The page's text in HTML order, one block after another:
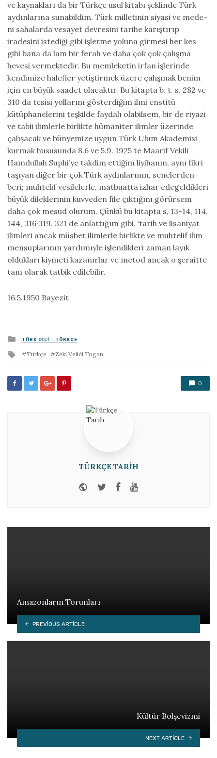
ve kaynakları da bir Türkçe usul kitabı şeklinde Türk
aydınlarına sunabildim. Türk milletinin siyasi ve mede­
ni sahalarda vesayet devresini tarihe karıştırıp
iradesini istediği gibi işletme yoluna girmesi her kes
gibi bana da lam bir ferah ve daha çok çok çalışma
hevesi vermektedir. Bu memleketin irfan işlerinde
kendimize halefler yetiştirmek üzere çalışmak benim
için en büyük saadet olacaktır. Bu kitapta b. t. s. 282 ve
310 da tesisi yollarını göster­diğim ilmi enstitü
kütüphanelerini teşkilde faydalı olabilsem, bir de riyazi
ve tabii ilimlerle birlikte hümaniter ilimler üzerinde
çalışacak ve bünyemize uygun Türk Ulum Akademisi
kurmak hususunda 8.6 ve 5.9. 1925 te Maarif Vekili
Hamdullah Suphi’ye takdim ettiğim liyi­hanın, aynı fikri
taşıyan diğer bir çok Türk aydınlarının, senelerden­
beri; muhtelif vesilelerle, matbuatta izhar edegeldikleri
büyük dilekle­rinin kuvveden file çıktığını görürsem
daha çok mesud olurum. Çünkü bu kitapta s, 13-14, 114,
144, 316·319, 321 de anlattığım gibi, ‘tarih ve lisaniyat
ilimleri ancak müsbet ilimlerle birlikte ve muhtelif ilim
men­suplarının yardımıyle işlendikleri zaman layık
oldukları kiymeti kazanır­lar ve metod ancak o şeraitte
tam olarak tatbik edilebilir.
16.5.1950 Bayezit
Posted
in
TÜRK DILI - TÜRKÇE
Tagged
Türkçe Zeki Velidi Togan
0
TÜRKÇE TARIH
Website
TwitterFacebook
Amazonların Torunları
PREVIOUS ARTICLE
Kültür Bolşevizmi
NEXT ARTICLE